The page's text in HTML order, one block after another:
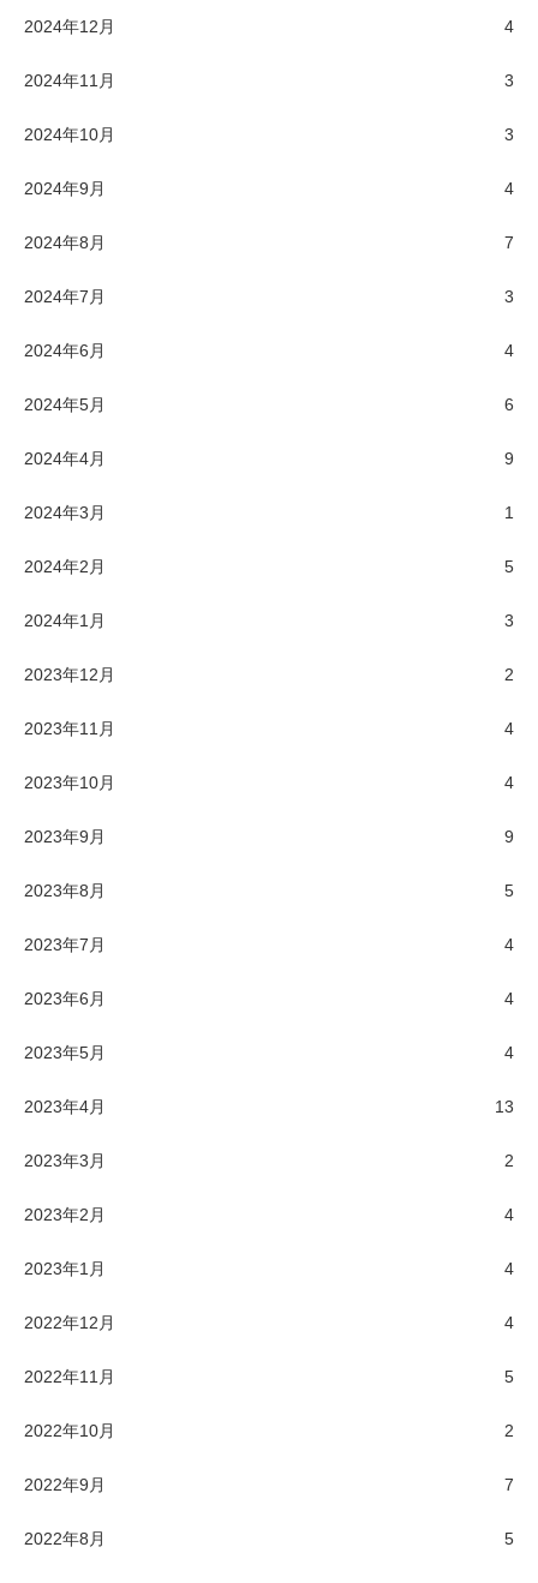
2024年12月 4
2024年11月 3
2024年10月 3
2024年9月 4
2024年8月 7
2024年7月 3
2024年6月 4
2024年5月 6
2024年4月 9
2024年3月 1
2024年2月 5
2024年1月 3
2023年12月 2
2023年11月 4
2023年10月 4
2023年9月 9
2023年8月 5
2023年7月 4
2023年6月 4
2023年5月 4
2023年4月 13
2023年3月 2
2023年2月 4
2023年1月 4
2022年12月 4
2022年11月 5
2022年10月 2
2022年9月 7
2022年8月 5